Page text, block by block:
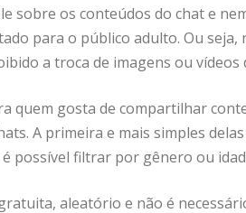
sobre os conteúdos do chat e
para o público adulto. Ou
a troca de imagens ou vídeos
quem gosta de compartilhar
A primeira e mais simples
possível filtrar por gênero ou
aleatório e não é